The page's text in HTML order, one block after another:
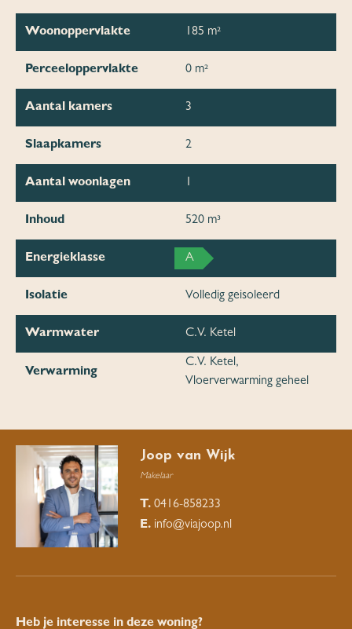
Woonoppervlakte 185 m²
Perceeloppervlakte 0 m²
Aantal kamers 3
Slaapkamers 2
Aantal woonlagen 1
Inhoud 520 m³
Energieklasse A
Isolatie Volledig geisoleerd
Warmwater C.V. Ketel
Verwarming
C.V. Ketel,
Vloerverwarming geheel
Joop van Wijk
Makelaar
T. 0416-858233
E. info@viajoop.nl
Heb je interesse in deze woning?